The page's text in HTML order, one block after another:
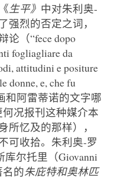
生平》 中对朱利奥-
强烈的否定之词，
论（“fece dopo
fogliagliare da
attitudini e positure
donne, e, che fu
和阿雷蒂诺的文字哪
况报刊这种媒介本
所忆及的那样），
可收拾。朱利奥-罗
尔托里（Giovanni
名的朱庇特和奥林匹